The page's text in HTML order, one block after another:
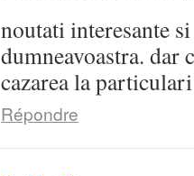
noutati interesante
dumneavoastra. dar
cazarea la
Répondre